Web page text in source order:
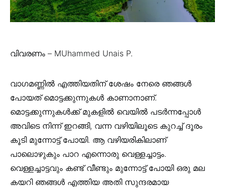
വിവരണം – MUhammed Unais P.
വാഗമണ്ണില്‍ എത്തിയതിന് ശേഷം നേരെ ഞങ്ങള്‍
പോയത് മൊട്ടക്കുന്നുകള്‍ കാണാനാണ്.
മൊട്ടക്കുന്നുകള്‍ക്ക് മുകളില്‍ വെയില്‍ പടര്‍ന്നപ്പോള്‍
അവിടെ നിന്ന് ഇറങ്ങി, വന്ന വഴിയിലൂടെ കുറച്ച് ദൂരം
കൂടി മുന്നോട്ട് പോയി. ആ വഴിയരികിലാണ്
പാലൊഴുകും പാറ എന്നൊരു വെള്ളച്ചാട്ടം.
വെള്ളച്ചാട്ടവും കണ്ട് വീണ്ടും മുന്നോട്ട് പോയി ഒരു മല
കയറി ഞങ്ങള്‍ എത്തിയ അതി സുന്ദരമായ